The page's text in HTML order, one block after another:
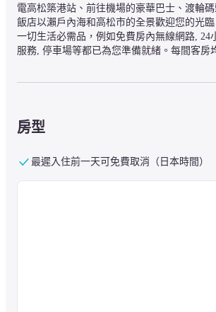
電高松築港站、前往機場的豪華巴士、渡輪碼
飯店以瀨戶內海和高松市的全景歡迎您的光臨
一切生活必需品，例如免費房內無線網路, 24
服務, 停車場等都已為您準備就緒。每間客房
房型
最遲入住前一天可免費取消（日本時間）